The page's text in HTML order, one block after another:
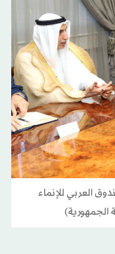
العربي للإنماء
الجمهورية)